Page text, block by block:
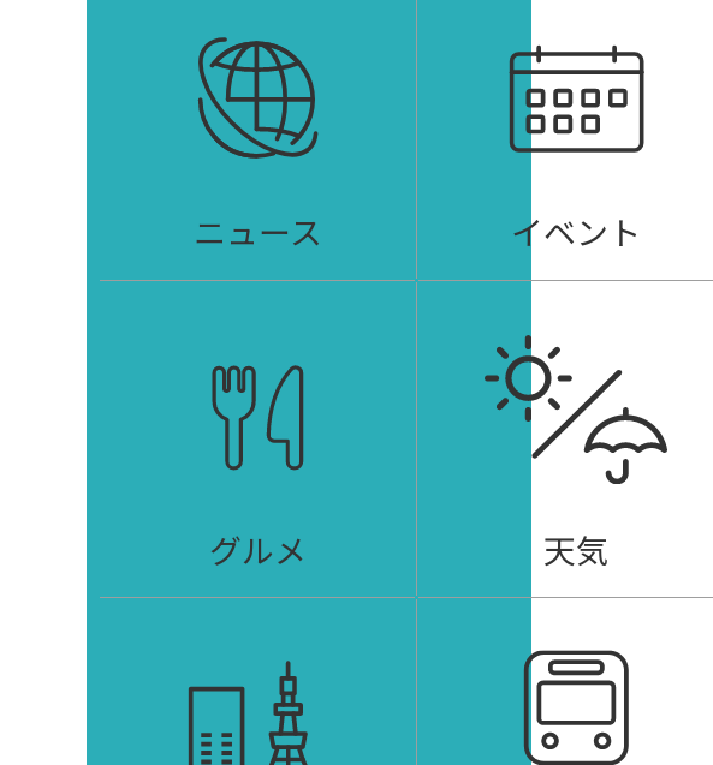
ニュース イベント
グルメ 天気